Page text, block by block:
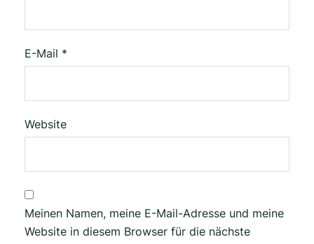
E-Mail *
Website
Meinen Namen, meine E-Mail-Adresse und meine
Website in diesem Browser für die nächste